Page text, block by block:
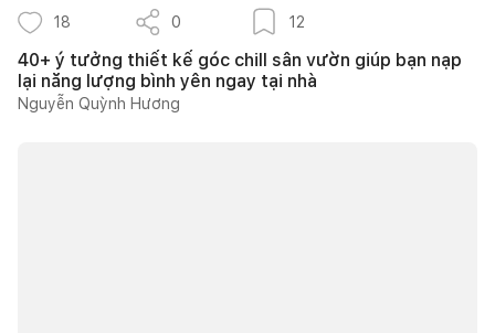
18 0 12
40+ ý tưởng thiết kế góc chill sân vườn giúp bạn nạp
lại năng lượng bình yên ngay tại nhà
Nguyễn Quỳnh Hương